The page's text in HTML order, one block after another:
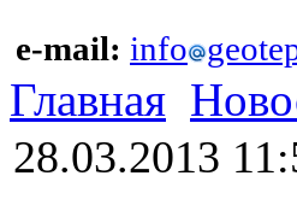
e-mail: info
Главная
28.03.2013